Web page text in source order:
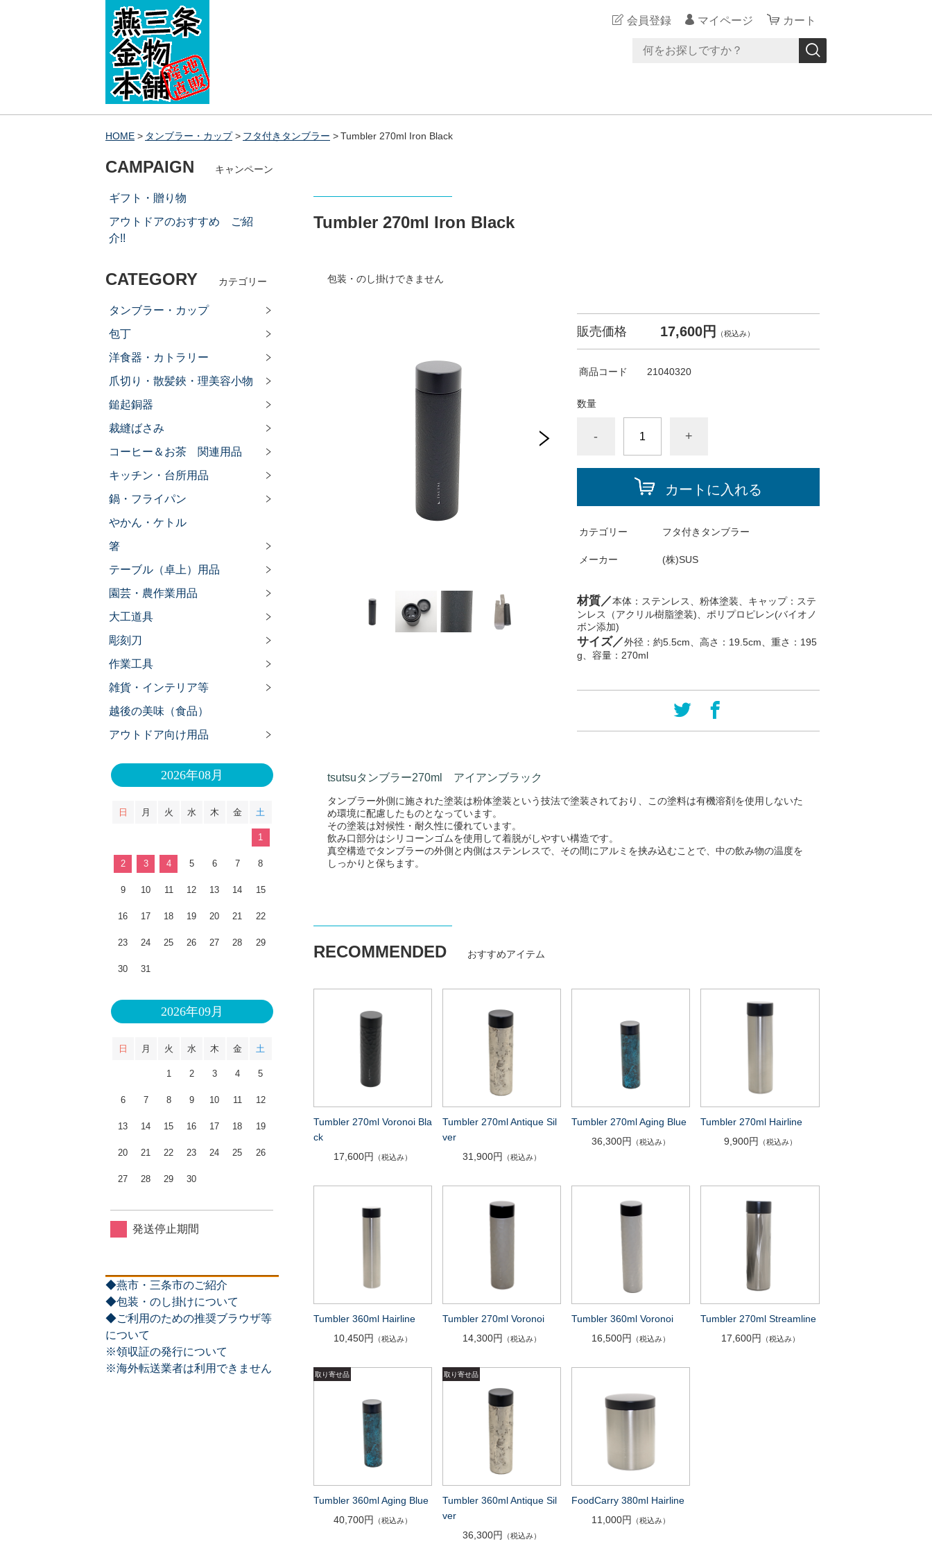
会員登録 マイページ カート
HOME タンブラー・カップ フタ付きタンブラー Tumbler 270ml Iron Black
Tumbler 270ml Iron Black
包装・のし掛けできません
販売価格 17,600円 （税込み）
商品コード 21040320
数量
- +
カートに入れる
カテゴリー フタ付きタンブラー
メーカー (株)SUS
材質／本体：ステンレス、粉体塗装、キャップ：ステ
ンレス（アクリル樹脂塗装)、ポリプロピレン(バイオノ
ボン添加)
サイズ／外径：約5.5cm、高さ：19.5cm、重さ：195
g、容量：270ml
tsutsuタンブラー270ml アイアンブラック
タンブラー外側に施された塗装は粉体塗装という技法で塗装されており、この塗料は有機溶剤を使用しないた
め環境に配慮したものとなっています。
その塗装は対候性・耐久性に優れています。
飲み口部分はシリコーンゴムを使用して着脱がしやすい構造です。
真空構造でタンブラーの外側と内側はステンレスで、その間にアルミを挟み込むことで、中の飲み物の温度を
しっかりと保ちます。
RECOMMENDED おすすめアイテム
Tumbler 270ml Voronoi Bla
ck
17,600円
（税込み）
Tumbler 270ml Antique Sil
ver
31,900円
（税込み）
Tumbler 270ml Aging Blue
36,300円
（税込み）
Tumbler 270ml Hairline
9,900円
（税込み）
Tumbler 360ml Hairline
10,450円
（税込み）
Tumbler 270ml Voronoi
14,300円
（税込み）
Tumbler 360ml Voronoi
16,500円
（税込み）
Tumbler 270ml Streamline
17,600円
（税込み）
Tumbler 360ml Aging Blue
40,700円
（税込み）
Tumbler 360ml Antique Sil
ver
36,300円
（税込み）
FoodCarry 380ml Hairline
11,000円
（税込み）
CAMPAIGN キャンペーン
ギフト・贈り物
アウトドアのおすすめ ご紹
介!!
CATEGORY カテゴリー
タンブラー・カップ
包丁
洋食器・カトラリー
爪切り・散髪鋏・理美容小物
鎚起銅器
裁縫ばさみ
コーヒー＆お茶 関連用品
キッチン・台所用品
鍋・フライパン
やかん・ケトル
箸
テーブル（卓上）用品
園芸・農作業用品
大工道具
彫刻刀
作業工具
雑貨・インテリア等
越後の美味（食品）
アウトドア向け用品
2026年08月
日 月 火 水 木 金 土
1
2 3 4 5 6 7 8
9 10 11 12 13 14 15
16 17 18 19 20 21 22
23 24 25 26 27 28 29
30 31
2026年09月
日 月 火 水 木 金 土
1 2 3 4 5
6 7 8 9 10 11 12
13 14 15 16 17 18 19
20 21 22 23 24 25 26
27 28 29 30
発送停止期間
◆燕市・三条市のご紹介
◆包装・のし掛けについて
◆ご利用のための推奨ブラウザ等
について
※領収証の発行について
※海外転送業者は利用できません